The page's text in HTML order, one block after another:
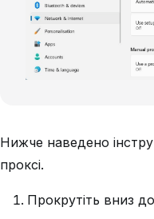
Нижче наведено
проксі.
Прокрутіть вниз